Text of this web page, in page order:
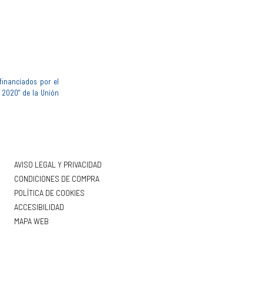
por el
de la Unión
AVISO LEGAL Y PRIVACIDAD
CONDICIONES DE COMPRA
POLÍTICA DE COOKIES
ACCESIBILIDAD
MAPA WEB